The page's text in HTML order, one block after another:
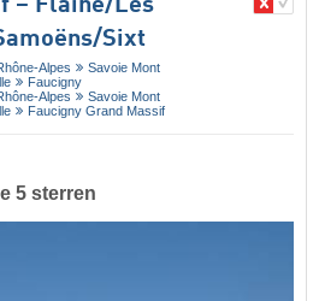
– Flaine/​Les
​Sixt
Alpes
Savoie Mont
Faucigny
Alpes
Savoie Mont
Faucigny Grand Massif
5 sterren